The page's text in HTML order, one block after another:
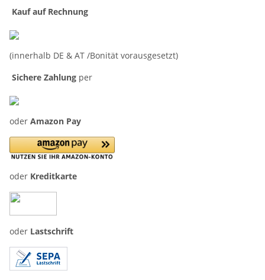
Kauf auf Rechnung
(innerhalb DE & AT /Bonität vorausgesetzt)
Sichere Zahlung per
oder Amazon Pay
oder Kreditkarte
oder Lastschrift